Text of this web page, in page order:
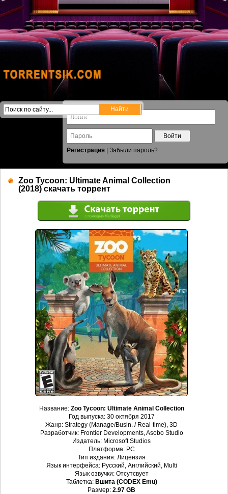
Войти
Регистрация
Забыли пароль?
Zoo Tycoon: Ultimate Animal Collection
(2018) скачать торрент
Название: Zoo Tycoon: Ultimate Animal Collection
Год выпуска: 30 октября 2017
Жанр: Strategy (Manage/Busin. / Real-time), 3D
Разработчик: Frontier Developments, Asobo Studio
Издатель: Microsoft Studios
Платформа: PC
Тип издания: Лицензия
Язык интерфейса: Русский, Английский, Multi
Язык озвучки: Отсутсвует
Таблетка: Вшита (CODEX Emu)
Размер: 2.97 GB